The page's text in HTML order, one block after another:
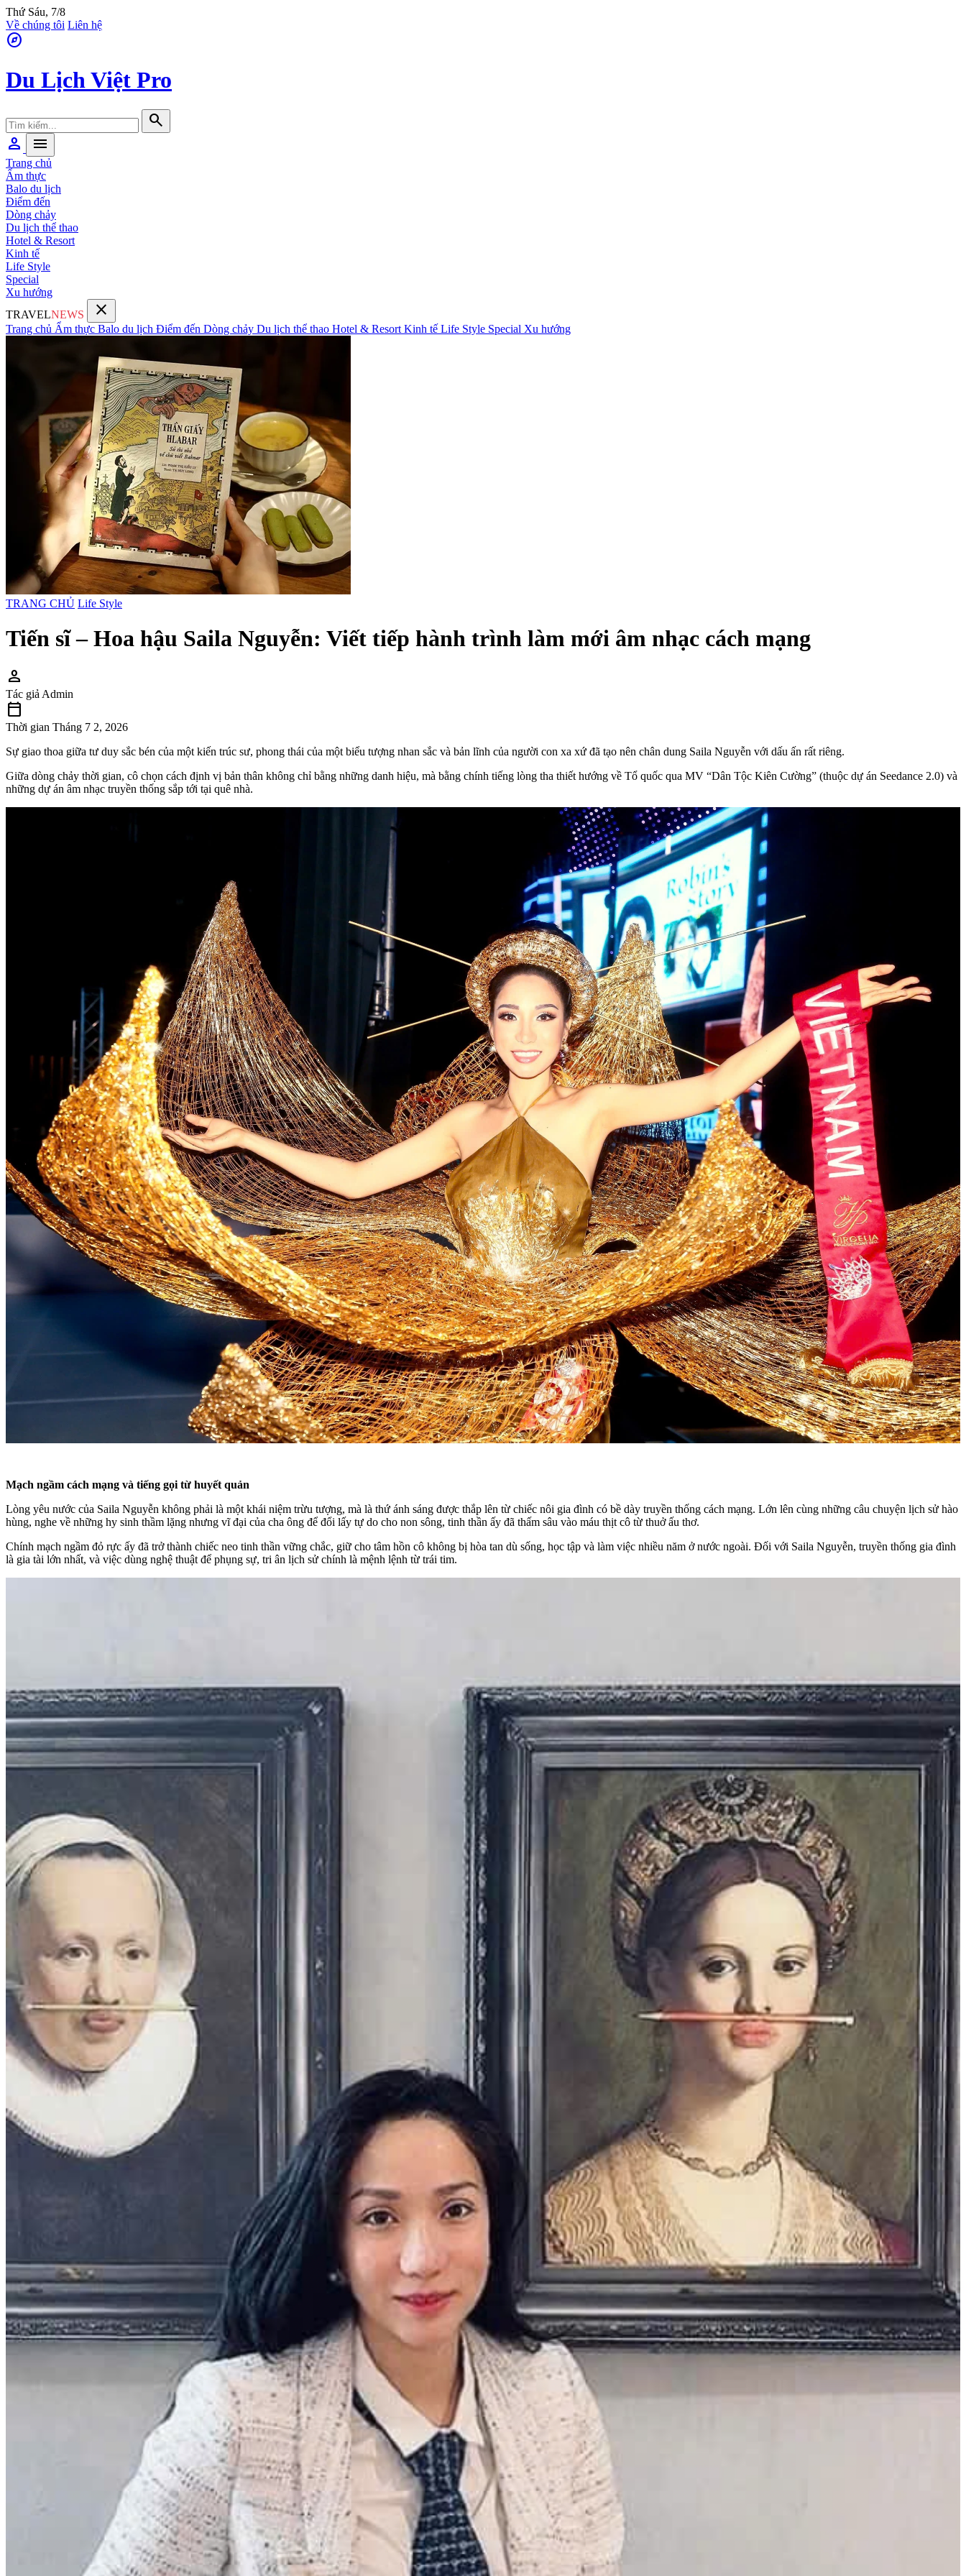
Thứ Sáu, 7/8
Về chúng tôi Liên hệ
explore
Du Lịch Việt Pro
search
person
menu
Trang chủ
Ẩm thực
Balo du lịch
Điểm đến
Dòng chảy
Du lịch thể thao
Hotel & Resort
Kinh tế
Life Style
Special
Xu hướng
TRAVELNEWS close
Trang chủ Ẩm thực Balo du lịch Điểm đến Dòng chảy Du lịch thể thao Hotel & Resort Kinh tế Life Style Special Xu hướng
TRANG CHỦ Life Style
Tiến sĩ – Hoa hậu Saila Nguyễn: Viết tiếp hành trình làm mới âm nhạc cách mạng
person
Tác giả Admin
calendar_today
Thời gian Tháng 7 2, 2026
Sự giao thoa giữa tư duy sắc bén của một kiến trúc sư, phong thái của một biểu tượng nhan sắc và bản lĩnh của người con xa xứ đã tạo nên chân dung Saila Nguyễn với dấu ấn rất riêng.
Giữa dòng chảy thời gian, cô chọn cách định vị bản thân không chỉ bằng những danh hiệu, mà bằng chính tiếng lòng tha thiết hướng về Tổ quốc qua MV “Dân Tộc Kiên Cường” (thuộc dự án Seedance 2.0) và
những dự án âm nhạc truyền thống sắp tới tại quê nhà.
Mạch ngầm cách mạng và tiếng gọi từ huyết quản
Lòng yêu nước của Saila Nguyễn không phải là một khái niệm trừu tượng, mà là thứ ánh sáng được thắp lên từ chiếc nôi gia đình có bề dày truyền thống cách mạng. Lớn lên cùng những câu chuyện lịch sử hào
hùng, nghe về những hy sinh thầm lặng nhưng vĩ đại của cha ông để đổi lấy tự do cho non sông, tinh thần ấy đã thấm sâu vào máu thịt cô từ thuở ấu thơ.
​Chính mạch ngầm đỏ rực ấy đã trở thành chiếc neo tinh thần vững chắc, giữ cho tâm hồn cô không bị hòa tan dù sống, học tập và làm việc nhiều năm ở nước ngoài. Đối với Saila Nguyễn, truyền thống gia đình
là gia tài lớn nhất, và việc dùng nghệ thuật để phụng sự, tri ân lịch sử chính là mệnh lệnh từ trái tim.